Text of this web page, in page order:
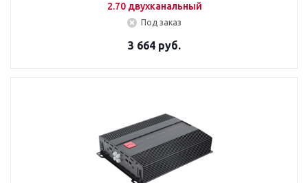
2.70 двухканальный
Под заказ
3 664 руб.